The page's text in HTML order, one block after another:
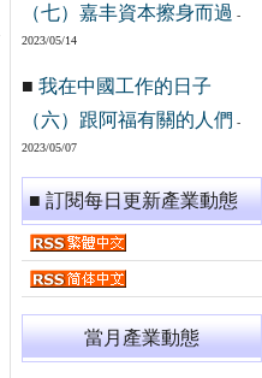
（七）嘉丰資本擦身而過 -
2023/05/14
■ 我在中國工作的日子
（六）跟阿福有關的人們 -
2023/05/07
■ 訂閱每日更新產業動態
當月產業動態